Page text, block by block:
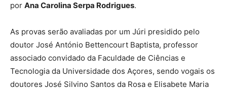
por Ana Carolina Serpa Rodrigues.
As provas serão avaliadas por um Júri presidido pelo
doutor José António Bettencourt Baptista, professor
associado convidado da Faculdade de Ciências e
Tecnologia da Universidade dos Açores, sendo vogais os
doutores José Silvino Santos da Rosa e Elisabete Maria